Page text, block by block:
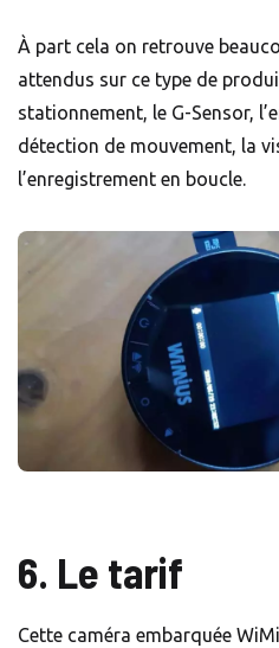
À part cela on retrouve
attendus sur ce type de
stationnement, le G-Sensor,
détection de mouvement, la
l’enregistrement en boucle.
6. Le tarif
Cette caméra embarquée